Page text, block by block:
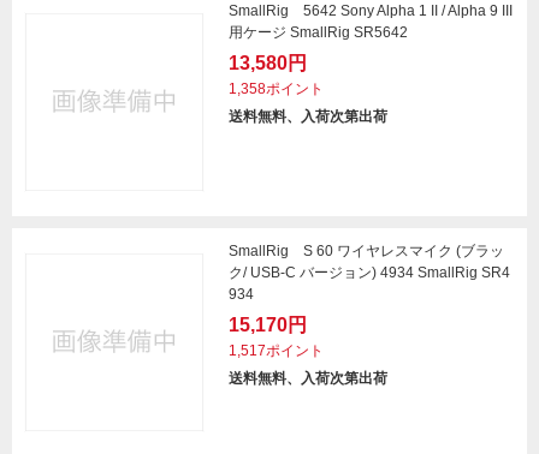
SmallRig 5642 Sony Alpha 1 II / Alpha 9 III
用ケージ SmallRig SR5642
13,580円
1,358ポイント
送料無料、入荷次第出荷
SmallRig S 60 ワイヤレスマイク (ブラッ
ク/ USB-C バージョン) 4934 SmallRig SR4
934
15,170円
1,517ポイント
送料無料、入荷次第出荷